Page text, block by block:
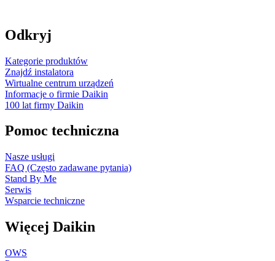
Odkryj
Kategorie produktów
Znajdź instalatora
Wirtualne centrum urządzeń
Informacje o firmie Daikin
100 lat firmy Daikin
Pomoc techniczna
Nasze usługi
FAQ (Często zadawane pytania)
Stand By Me
Serwis
Wsparcie techniczne
Więcej Daikin
OWS